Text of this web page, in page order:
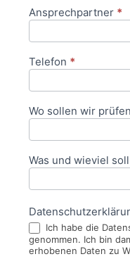
Ansprechpartner *
Telefon *
Wo sollen wir
Was und wieviel
Ich habe die
genommen. Ich bin
erhobenen Daten zu